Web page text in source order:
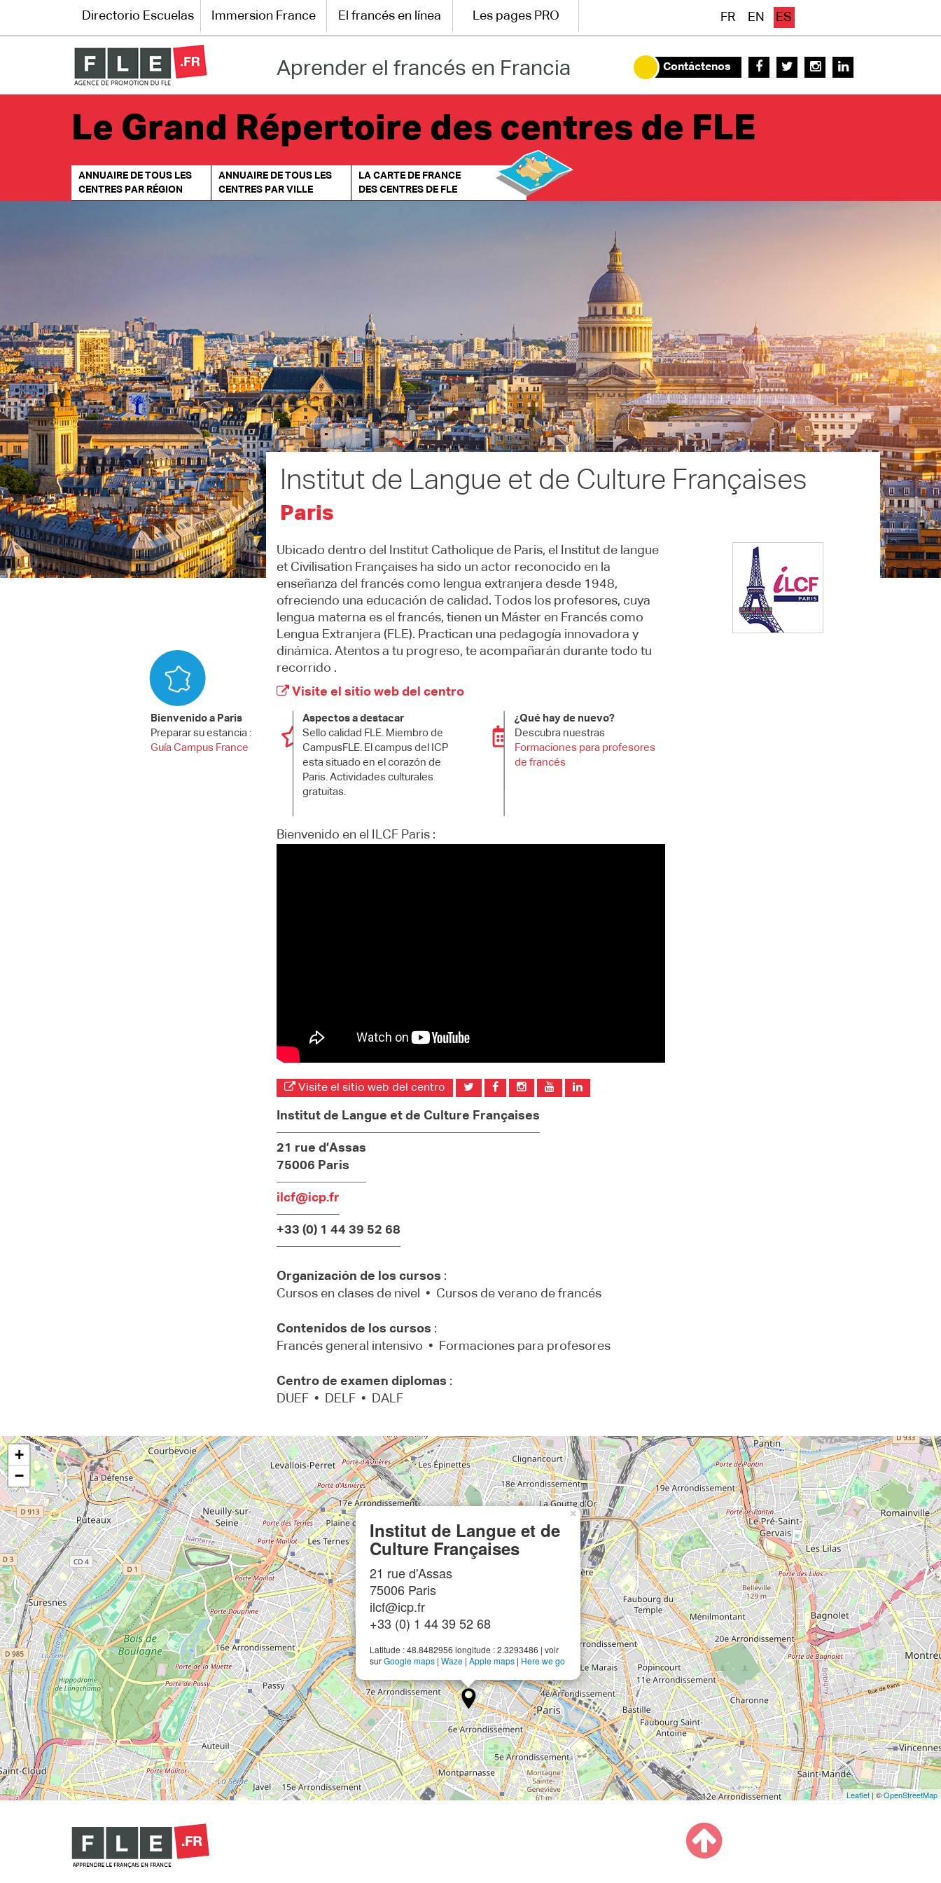
Directorio Escuelas
Immersion France
Les pages PRO FLE
Directorio Escuelas Immersion France El francés en línea Les pages PRO FR EN ES
Aprender el francés en Francia Contáctenos
Le Grand Répertoire des centres de FLE
ANNUAIRE DE TOUS LES
CENTRES PAR RÉGION
ANNUAIRE DE TOUS LES
CENTRES PAR VILLE
LA CARTE DE FRANCE
DES CENTRES DE FLE
Institut de Langue et de Culture Françaises
Paris
Ubicado dentro del Institut Catholique de Paris, el Institut de langue
et Civilisation Françaises ha sido un actor reconocido en la
enseñanza del francés como lengua extranjera desde 1948,
ofreciendo una educación de calidad. Todos los profesores, cuya
lengua materna es el francés, tienen un Máster en Francés como
Lengua Extranjera (FLE). Practican una pedagogía innovadora y
dinámica. Atentos a tu progreso, te acompañarán durante todo tu
recorrido .
Visite el sitio web del centro
Bienvenido a Paris
Preparar su estancia :
Guía Campus France
Aspectos a destacar
Sello calidad FLE. Miembro de
CampusFLE. El campus del ICP
esta situado en el corazón de
Paris. Actividades culturales
gratuitas.
¿Qué hay de nuevo?
Descubra nuestras
Formaciones para profesores
de francés
Bienvenido en el ILCF Paris :
Visite el sitio web del centro
Institut de Langue et de Culture Françaises
21 rue d’Assas
75006 Paris
ilcf@icp.fr
+33 (0) 1 44 39 52 68
Organización de los cursos :
Cursos en clases de nivel • Cursos de verano de francés
Contenidos de los cursos :
Francés general intensivo • Formaciones para profesores
Centro de examen diplomas :
DUEF • DELF • DALF
Institut de Langue et de
Culture Françaises
21 rue d'Assas
75006 Paris
ilcf@icp.fr
+33 (0) 1 44 39 52 68
Latitude : 48.8482956 longitude : 2.3293486 | voir
surGoogle maps | Waze | Apple maps | Here we go
×
+
−
Leaflet| ©OpenStreetMap